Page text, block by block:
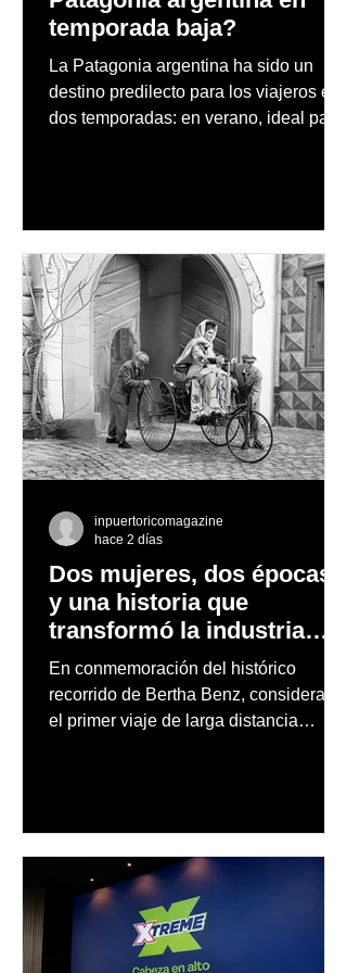
temporada baja?
La Patagonia argentina ha sido un
destino predilecto para los viajeros en
dos temporadas: en verano, ideal para
observación de pingüinos y los días
nevados en las montañas
Dos mujeres, dos épocas
y una historia que
transformó la industria
automotriz
En conmemoración del histórico
recorrido de Bertha Benz, considerado
el primer viaje de larga distancia
inpuertoricomagazine
hace 2 días